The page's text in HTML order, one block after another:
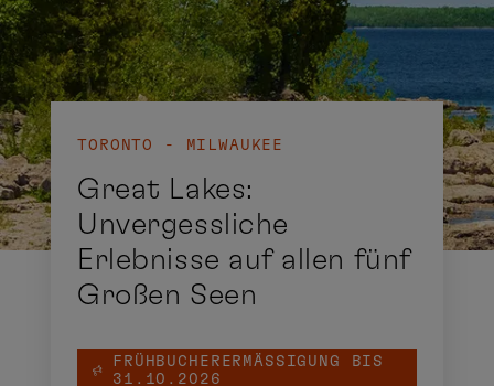
TORONTO - MILWAUKEE
Great Lakes:
Unvergessliche
Erlebnisse auf allen fünf
Großen Seen
FRÜHBUCHERERMÄSSIGUNG BIS 3
1.10.2026